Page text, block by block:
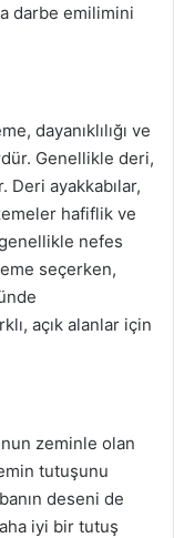
darbe emilimini
dayanıklılığı ve
Genellikle deri,
Deri ayakkabılar,
hafiflik ve
nefes
seçerken,
açık alanlar için
zeminle olan
tutuşunu
deseni de
iyi bir tutuş